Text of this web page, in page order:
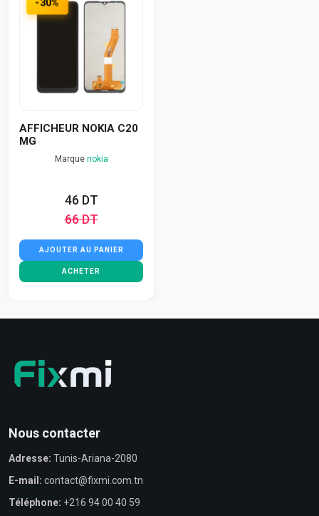
AFFICHEUR NOKIA C20
MG
Marque nokia
46 DT
66 DT
AJOUTER AU PANIER
ACHETER
Nous contacter
Adresse: Tunis-Ariana-2080
E-mail: contact@fixmi.com.tn
Téléphone: +216 94 00 40 59